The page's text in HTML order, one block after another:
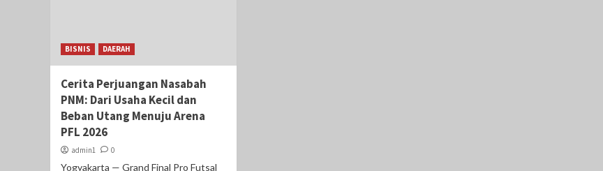
BISNIS DAERAH
Cerita Perjuangan Nasabah
PNM: Dari Usaha Kecil dan
Beban Utang Menuju Arena
PFL 2026
admin1 0
Yogyakarta — Grand Final Pro Futsal